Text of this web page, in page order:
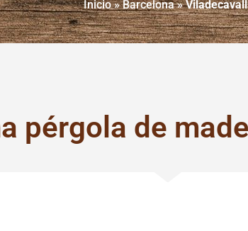
Inicio»Barcelona»
pérgola de